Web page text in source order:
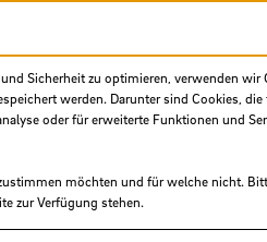
einer
einer
Sicherheit zu optimieren, verwenden wir
werden. Darunter sind Cookies,
oder für erweiterte Funktionen und
möchten und für welche nicht.
zur Verfügung stehen.